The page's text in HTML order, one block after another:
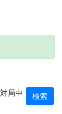
対局中